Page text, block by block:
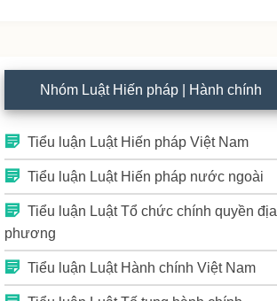
Nhóm Luật Hiến pháp | Hành chính
Tiểu luận Luật Hiến pháp Việt Nam
Tiểu luận Luật Hiến pháp nước ngoài
Tiểu luận Luật Tổ chức chính quyền địa
phương
Tiểu luận Luật Hành chính Việt Nam